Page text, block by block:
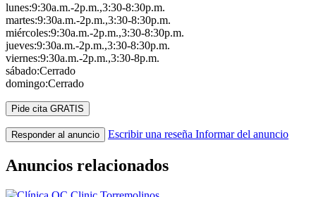
lunes:9:30a.m.-2p.m.,3:30-8:30p.m.
martes:9:30a.m.-2p.m.,3:30-8:30p.m.
miércoles:9:30a.m.-2p.m.,3:30-8:30p.m.
jueves:9:30a.m.-2p.m.,3:30-8:30p.m.
viernes:9:30a.m.-2p.m.,3:30-8p.m.
sábado:Cerrado
domingo:Cerrado
Pide cita GRATIS
Responder al anuncio Escribir una reseña Informar del anuncio
Anuncios relacionados